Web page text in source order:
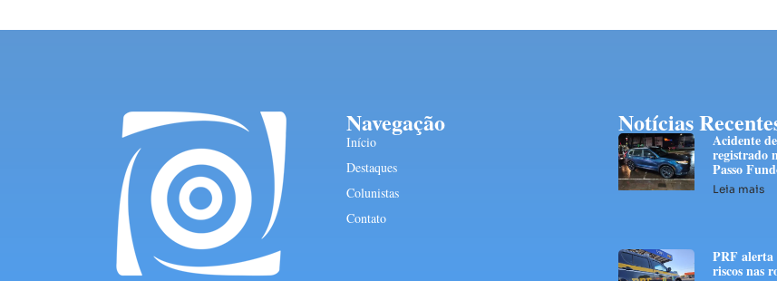
Navegação
Início
Destaques
Colunistas
Contato
Notícias
Acidente
registrado
Passo
Leia mais
PRF
riscos nas